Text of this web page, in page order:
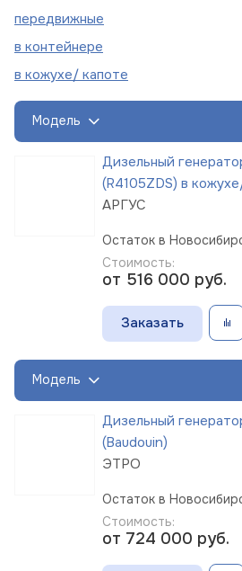
передвижные
в контейнере
в кожухе/ капоте
Модель
Дизельный
(R4105ZDS) в
АРГУС
Остаток в
Стоимость:
от 516 000 руб.
Заказать
Модель
Дизельный
(Baudouin)
ЭТРО
Остаток в
Стоимость:
от 724 000 руб.